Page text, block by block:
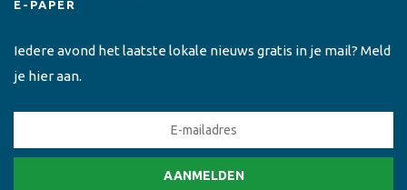
E-PAPER
Iedere avond het laatste lokale nieuws gratis in je mail? Meld
je hier aan.